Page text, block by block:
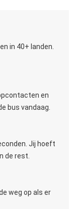
in 40+ landen.
en
bus vandaag.
Jij hoeft
de rest.
weg op als er